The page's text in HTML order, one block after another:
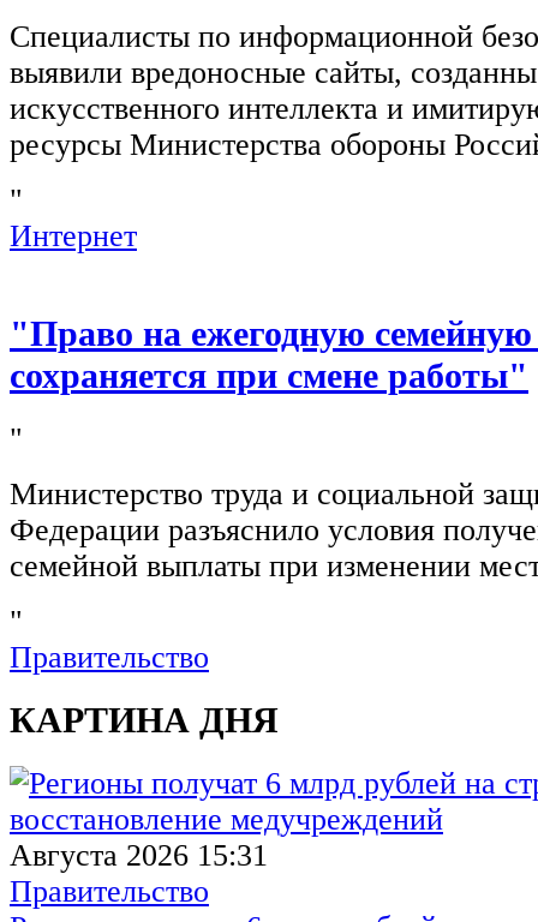
Специалисты по информационной
выявили вредоносные сайты,
искусственного интеллекта и
ресурсы Министерства обороны
"
Интернет
"Право на ежегодную
сохраняется при смене работы"
"
Министерство труда и социальной
Федерации разъяснило условия
семейной выплаты при изменении
"
Правительство
КАРТИНА ДНЯ
Августа 2026 15:31
Правительство